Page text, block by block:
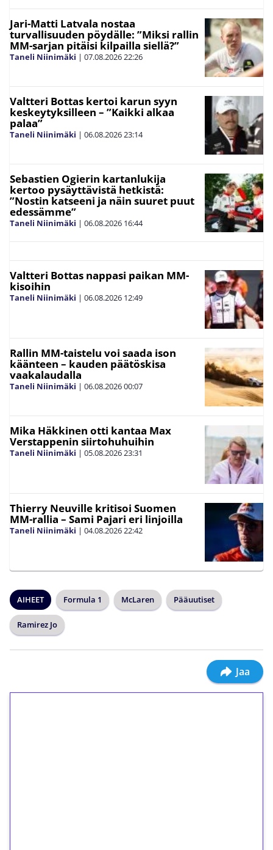
Jari-Matti Latvala nostaa
turvallisuuden pöydälle: ”Miksi rallin
MM-sarjan pitäisi kilpailla siellä?”
Taneli Niinimäki | 07.08.202622:26
Valtteri Bottas kertoi karun syyn
keskeytyksilleen – ”Kaikki alkaa
palaa”
Taneli Niinimäki | 06.08.202623:14
Sebastien Ogierin kartanlukija
kertoo pysäyttävistä hetkistä:
”Nostin katseeni ja näin suuret puut
edessämme”
Taneli Niinimäki | 06.08.2026 16:44
Valtteri Bottas nappasi paikan MM-
kisoihin
Taneli Niinimäki | 06.08.2026 12:49
Rallin MM-taistelu voi saada ison
käänteen – kauden päätöskisa
vaakalaudalla
Taneli Niinimäki | 06.08.202600:07
Mika Häkkinen otti kantaa Max
Verstappenin siirtohuhuihin
Taneli Niinimäki | 05.08.202623:31
Thierry Neuville kritisoi Suomen
MM-rallia – Sami Pajari eri linjoilla
Taneli Niinimäki | 04.08.202622:42
AIHEET Formula 1 McLaren Pääuutiset
Ramirez Jo
Jaa